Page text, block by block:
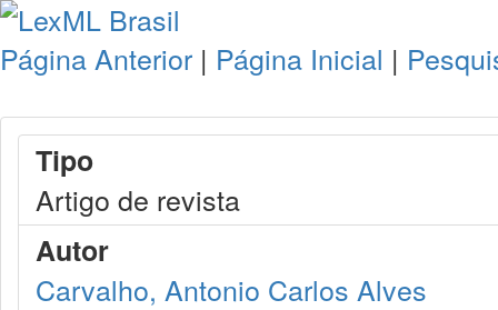
Página Anterior | Página Inicial |
Tipo
Artigo de revista
Autor
Carvalho, Antonio Carlos Alves